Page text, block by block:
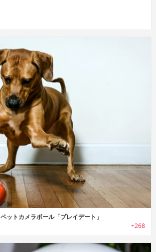
ットカメラボール「プレイデート」
+268